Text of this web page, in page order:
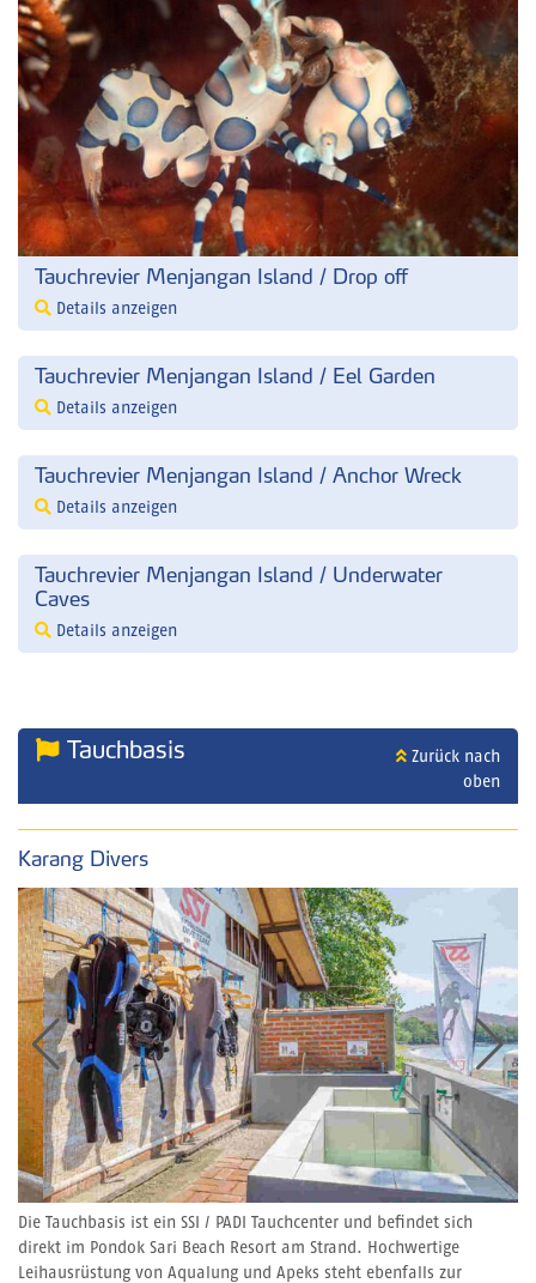
Tauchrevier Menjangan Island / Drop off
Details anzeigen
Tauchrevier Menjangan Island / Eel Garden
Details anzeigen
Tauchrevier Menjangan Island / Anchor Wreck
Details anzeigen
Tauchrevier Menjangan Island / Underwater
Caves
Details anzeigen
Tauchbasis
Zurück nach
oben
Karang Divers
Die Tauchbasis ist ein SSI / PADI Tauchcenter und befindet sich
direkt im Pondok Sari Beach Resort am Strand. Hochwertige
Leihausrüstung von Aqualung und Apeks steht ebenfalls zur